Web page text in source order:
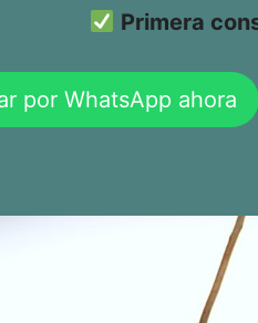
Primera
por WhatsApp ahora